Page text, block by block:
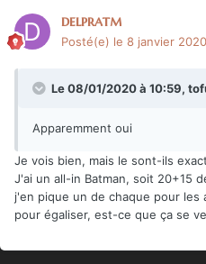
delpratm
Posté(e) le 8 janvier 2020
Le 08/01/2020 à 10:59,
Apparemment oui
Je vois bien, mais le sont-ils
J'ai un all-in Batman, soit 20+15
j'en pique un de chaque pour les
pour égaliser, est-ce que ça se